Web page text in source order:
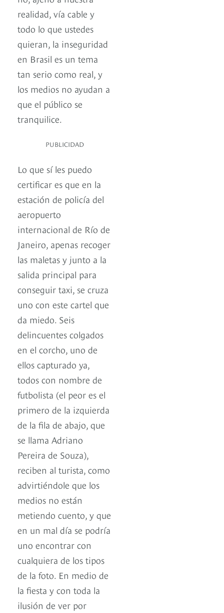
realidad, vía cable y
todo lo que ustedes
quieran, la inseguridad
en Brasil es un tema
tan serio como real, y
los medios no ayudan a
que el público se
tranquilice.
PUBLICIDAD
Lo que sí les puedo
certificar es que en la
estación de policía del
aeropuerto
internacional de Río de
Janeiro, apenas recoger
las maletas y junto a la
salida principal para
conseguir taxi, se cruza
uno con este cartel que
da miedo. Seis
delincuentes colgados
en el corcho, uno de
ellos capturado ya,
todos con nombre de
futbolista (el peor es el
primero de la izquierda
de la fila de abajo, que
se llama Adriano
Pereira de Souza),
reciben al turista, como
advirtiéndole que los
medios no están
metiendo cuento, y que
en un mal día se podría
uno encontrar con
cualquiera de los tipos
de la foto. En medio de
la fiesta y con toda la
ilusión de ver por